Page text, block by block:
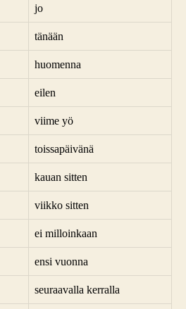
jo
tänään
huomenna
eilen
viime yö
toissapäivänä
kauan sitten
viikko sitten
ei milloinkaan
ensi vuonna
seuraavalla kerralla